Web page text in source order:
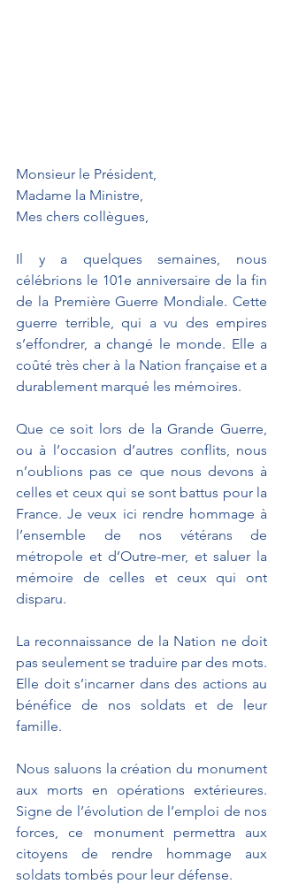
Monsieur le Président,
Madame la Ministre,
Mes chers collègues,
Il y a quelques semaines, nous
célébrions le 101e anniversaire de la fin
de la Première Guerre Mondiale. Cette
guerre terrible, qui a vu des empires
s’effondrer, a changé le monde. Elle a
coûté très cher à la Nation française et a
durablement marqué les mémoires.
Que ce soit lors de la Grande Guerre,
ou à l’occasion d’autres conflits, nous
n’oublions pas ce que nous devons à
celles et ceux qui se sont battus pour la
France. Je veux ici rendre hommage à
l’ensemble de nos vétérans de
métropole et d’Outre-mer, et saluer la
mémoire de celles et ceux qui ont
disparu.
La reconnaissance de la Nation ne doit
pas seulement se traduire par des mots.
Elle doit s’incarner dans des actions au
bénéfice de nos soldats et de leur
famille.
Nous saluons la création du monument
aux morts en opérations extérieures.
Signe de l’évolution de l’emploi de nos
forces, ce monument permettra aux
citoyens de rendre hommage aux
soldats tombés pour leur défense.